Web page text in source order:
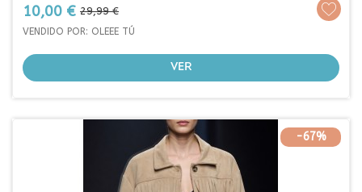
Prezo
10,00 € Prezo
base
29,99 €
VENDIDO POR: OLEEE TÚ
VER
-67%